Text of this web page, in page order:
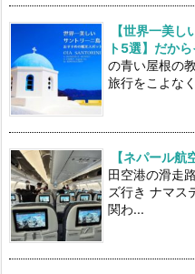
【世界一美
ト5選】だか
の青い屋根の
旅行をこよな
【ネパール
田空港の滑走
ズ行き ナマス
関わ...